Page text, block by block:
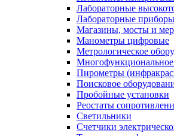
Лабораторные
Лабораторные приборы
Магазины, мосты и
Манометры цифровые
Метрологическое
Многофункциональное
Пирометры
Поисковое
Пробойные установки
Реостаты
Светильники
Счетчики